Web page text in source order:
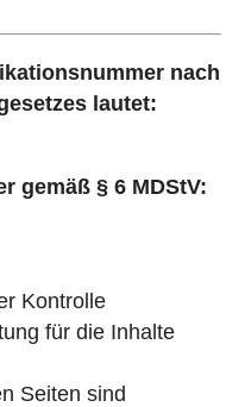
nach
lautet:
gemäß § 6 MDStV:
Kontrolle
für die Inhalte
Seiten sind